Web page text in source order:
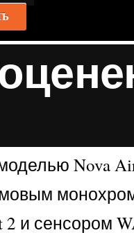
Nova
и сенсором